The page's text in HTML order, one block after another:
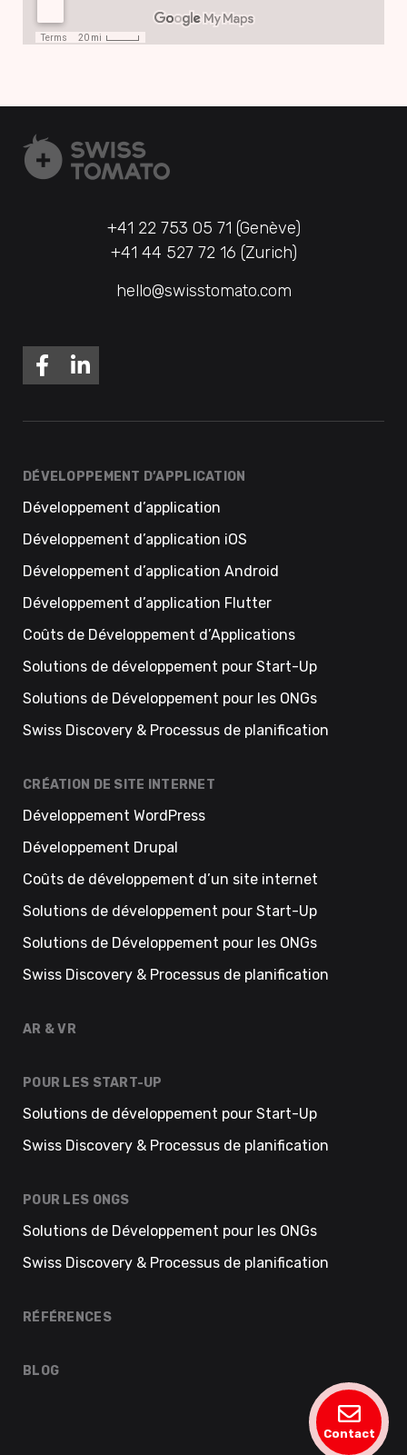
Contact
+41 22 753 05 71 (Genève)
+41 44 527 72 16 (Zurich)
hello@swisstomato.com
DÉVELOPPEMENT D’APPLICATION
Développement d’application
Développement d’application iOS
Développement d’application Android
Développement d’application Flutter
Coûts de Développement d’Applications
Solutions de développement pour Start-Up
Solutions de Développement pour les ONGs
Swiss Discovery & Processus de planification
CRÉATION DE SITE INTERNET
Développement WordPress
Développement Drupal
Coûts de développement d’un site internet
Solutions de développement pour Start-Up
Solutions de Développement pour les ONGs
Swiss Discovery & Processus de planification
AR & VR
POUR LES START-UP
Solutions de développement pour Start-Up
Swiss Discovery & Processus de planification
POUR LES ONGS
Solutions de Développement pour les ONGs
Swiss Discovery & Processus de planification
RÉFÉRENCES
BLOG